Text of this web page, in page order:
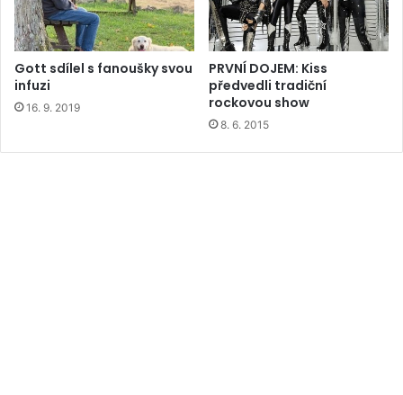
Gott sdílel s fanoušky svou
infuzi
16. 9. 2019
PRVNÍ DOJEM: Kiss
předvedli tradiční
rockovou show
8. 6. 2015